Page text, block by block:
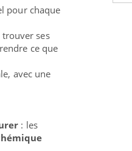
pour chaque
ses
ce que
avec une
: les